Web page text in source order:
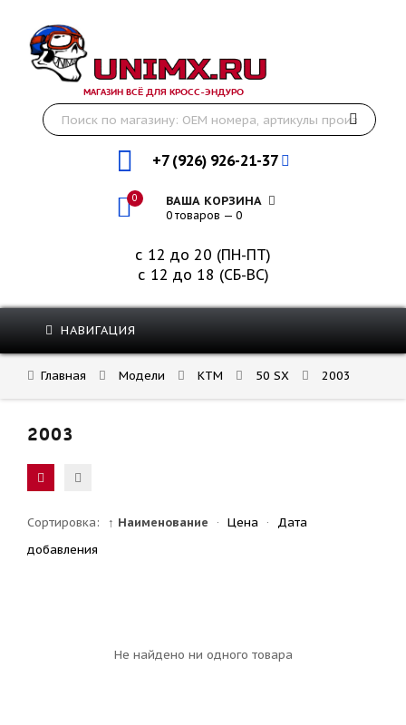
МАГАЗИН ВСЁ ДЛЯ КРОСС-ЭНДУРО
+7 (926) 926-21-37
0 ВАША КОРЗИНА
0 товаров — 0
с 12 до 20 (ПН-ПТ)
с 12 до 18 (СБ-ВС)
НАВИГАЦИЯ
Главная Модели KTM 50 SX 2003
2003
Сортировка: ↑ Наименование · Цена ·
Дата
добавления
Не найдено ни одного товара